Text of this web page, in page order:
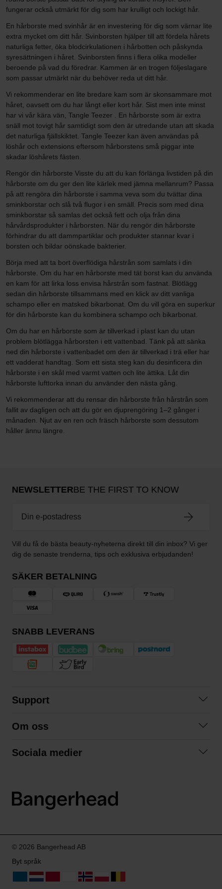
fungerar också utmärkt för dig som har krulligt och lockigt hår.
En hårborste med svinhår är en investering för dig som värnar lite
extra mycket om ditt hår. Svinborsten hjälper till att fördela hårets
naturliga fetter, öka blodcirkulationen i hårbotten och påskynda
syresättningen i håret. Svinborsten finns i flera olika modeller
beroende på vad du föredrar. Kammen är en trogen följeslagare
som passar utmärkt när du behöver reda ut ditt hår.
Vi rekommenderar en lite bredare kam som är skonsammare mot
håret, oavsett om du har långt eller kort hår. Sist men inte minst
har vi vår kära vän, Tangle Teezer . En hårborste som är extra
snäll mot tovigt hår samtidigt som den är utredande utan att skada
det naturliga fjällskiktet. Tangle Teezer kan även användas på
löshår och extensions eftersom hårborstens små piggar inte
skadar löshårets fästen.
Rengör din hårborste Visste du att du kan förlänga livstiden på din
hårborste om du ger den lite kärlek med jämna mellanrum? Passa
på att rengöra din hårborste i samma veva som du tvättar dina
sminkborstar och slå två flugor i en smäll. Precis som med dina
sminkborstar så samlas det också fett och olja från dina
hårvårdsprodukter i hårborsten. När du rengör din hårborste
förhindrar du att dammpartiklar och produkter stannar kvar i
borsten och bildar oönskade bakterier.
Börja med att ta bort överflödiga hårstrån som samlats i din
hårborste. Om du har en hårborste med tät borst kan du använda
en kam för att lirka loss envisa hårstrån som fastnat. Blötlägg
sedan din hårborste tillsammans med en klick av ditt vanliga
schampo eller en matsked bikarbonat. Om du vill göra en superkur
för din hårborste kan du kombinera schampo och bikarbonat.
Om du har en hårborste som är tillverkad i plast kan du utan
problem blötlägga hårborsten i ett vattenbad. Tänk på att sänka
ned din hårborste i vattenbadet om den är tillverkad i trä eller har
ett vadderat handtag. Som ett sista steg kan du desinficera din
hårborste i en skål med varmt vatten och lite ättika. Låt din
hårborste lufttorka innan du använder den nästa gång.
Vi rekommenderar att du rensar din hårborste från hårstrån som
fallit av dagligen och att du gör en djuprengöring 1–2 gånger i
månaden. Njut av en ren och fräsch hårborste som dessutom
håller ännu längre.
NEWSLETTERBE THE FIRST TO KNOW
Vill du få de bästa beauty-nyheterna direkt till din inbox? Vi ger
dig de senaste trenderna, tips och exklusiva erbjudanden!
SÄKER BETALNING
SNABB LEVERANS
Support
Köpvillkor
Om oss
Våra fraktalternativ
Sociala medier
LinkedIn
© 2026 Bangerhead AB
Byt språk